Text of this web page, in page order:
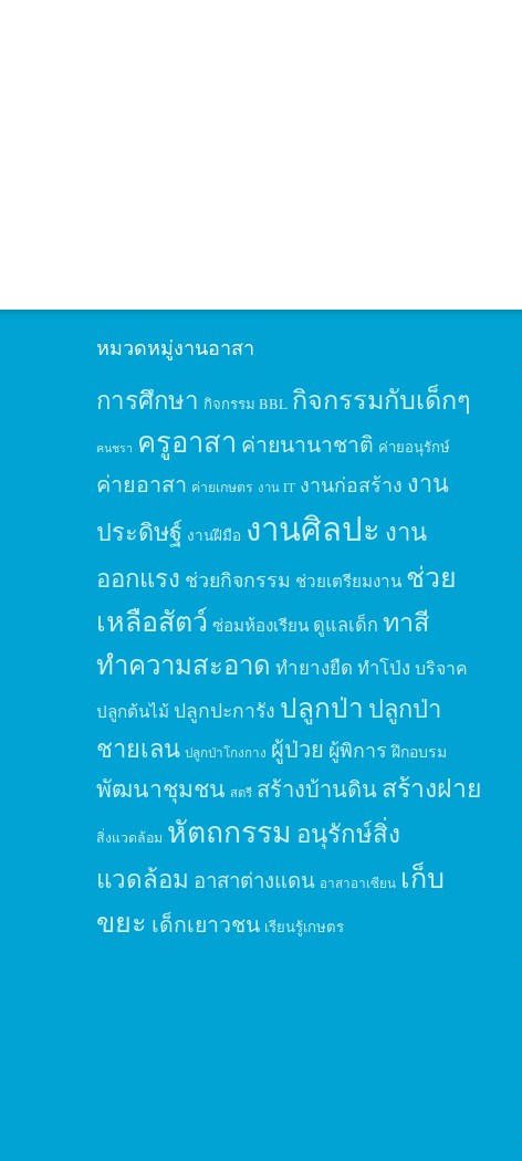
หมวดหมู่งานอาสา
การศึกษา กิจกรรม BBL กิจกรรมกับเด็กๆ
คนชรา ครูอาสา ค่ายนานาชาติ ค่ายอนุรักษ์
ค่ายอาสา ค่ายเกษตร งาน IT งานก่อสร้าง งาน
ประดิษฐ์ งานฝีมือ งานศิลปะ งาน
ออกแรง ช่วยกิจกรรม ช่วยเตรียมงาน ช่วย
เหลือสัตว์ ซ่อมห้องเรียน ดูแลเด็ก ทาสี
ทำความสะอาด ทำยางยืด ทำโป่ง บริจาค
ปลูกต้นไม้ ปลูกปะการัง ปลูกป่า ปลูกป่า
ชายเลน ปลูกป่าโกงกาง ผู้ป่วย ผู้พิการ ฝึกอบรม
พัฒนาชุมชน สตรี สร้างบ้านดินสร้างฝาย
สิ่งแวดล้อม หัตถกรรม อนุรักษ์สิ่ง
แวดล้อม อาสาต่างแดน อาสาอาเซียน เก็บ
ขยะ เด็กเยาวชน เรียนรู้เกษตร